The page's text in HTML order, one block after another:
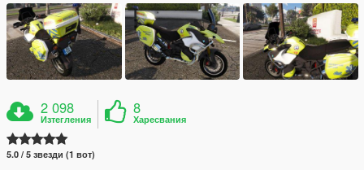
2 098
Изтегления
8
Харесвания
5.0 / 5 звезди (1 вот)